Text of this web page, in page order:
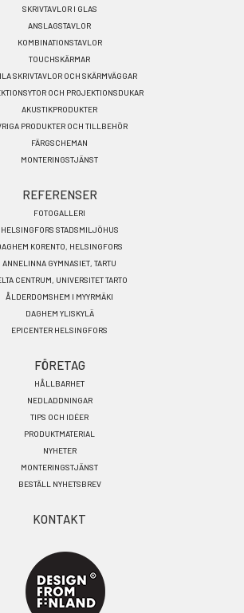
SKRIVTAVLOR I GLAS
ANSLAGSTAVLOR
KOMBINATIONSTAVLOR
TOUCHSKÄRMAR
SKRIVTAVLOR OCH SKÄRMVÄGGAR
OCH PROJEKTIONSDUKAR
AKUSTIKPRODUKTER
PRODUKTER OCH TILLBEHÖR
FÄRGSCHEMAN
MONTERINGSTJÄNST
REFERENSER
FOTOGALLERI
HELSINGFORS STADSMILJÖHUS
KORENTO, HELSINGFORS
ANNELINNA GYMNASIET, TARTU
CENTRUM, UNIVERSITET TARTO
ÅLDERDOMSHEM I MYYRMÄKI
DAGHEM YLISKYLÄ
EPICENTER HELSINGFORS
FÖRETAG
HÅLLBARHET
NEDLADDNINGAR
TIPS OCH IDÉER
PRODUKTMATERIAL
NYHETER
MONTERINGSTJÄNST
BESTÄLL NYHETSBREV
KONTAKT